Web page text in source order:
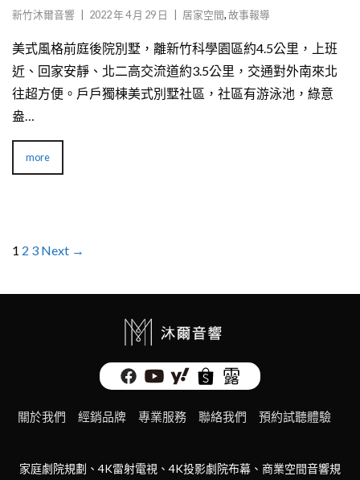
新竹沐爾音響 2022 年 4 月 29 日 居家空間,故事報導
美式風格前庭後院別墅，離新竹科學園區約4.5公里，上班
近、回家安靜、北二高交流道約3.5公里，交通對外南來北
往超方便。戶戶獨棟美式別墅社區，社區有游泳池，綠意
盎…
more
1 2 3 Next →
關於我們 經銷品牌 專業服務 聯絡我們 預約試聽體驗
家庭劇院規劃、4K雷射電視、4K投影劇院布幕、商業空間音響規